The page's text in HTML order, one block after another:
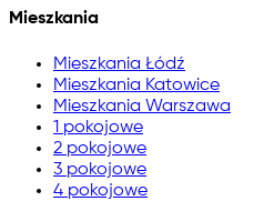
Mieszkania
Mieszkania Łódź
Mieszkania Katowice
Mieszkania Warszawa
1 pokojowe
2 pokojowe
3 pokojowe
4 pokojowe